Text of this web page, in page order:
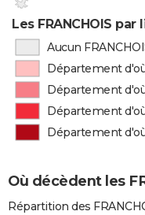
Les FRANCHOIS
Aucun
Département
Département
Département
Département
Où décèdent les
Répartition des